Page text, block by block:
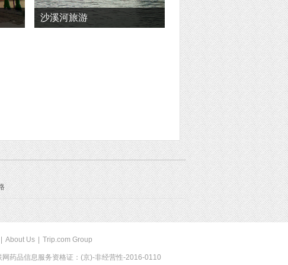
沙溪河旅游
About Us Trip.com Group
网药品信息服务资格证：(京)-非经营性-2016-0110